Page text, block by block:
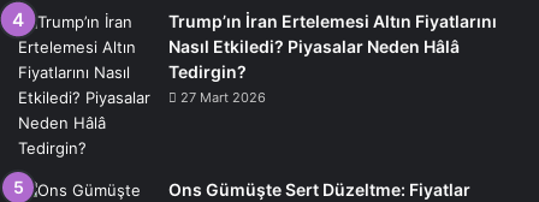
Trump’ın İran Ertelemesi Altın Fiyatlarını
Nasıl Etkiledi? Piyasalar Neden Hâlâ
Tedirgin?
27 Mart 2026
Ons Gümüşte Sert Düzeltme: Fiyatlar